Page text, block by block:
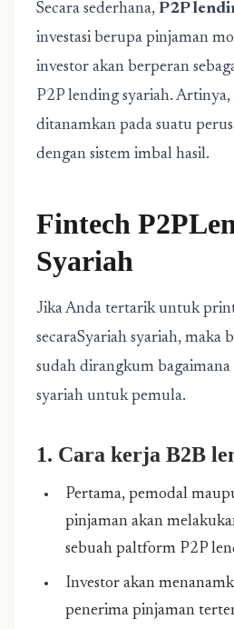
Secara sederhana, P2P
investasi berupa pinjaman
investor akan berperan
P2P lending syariah. Artinya,
ditanamkan pada suatu
dengan sistem imbal hasil.
Fintech
Syariah
Jika Anda tertarik untuk
secaraSyariah syariah, maka
sudah dirangkum bagaimana
syariah untuk pemula.
1. Cara kerja B2B
Pertama, pemodal
pinjaman akan
sebuah paltform P2P
Investor akan
penerima pinjaman